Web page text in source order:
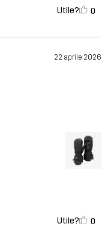
Utile? 0
22 aprile 2026
Utile? 0